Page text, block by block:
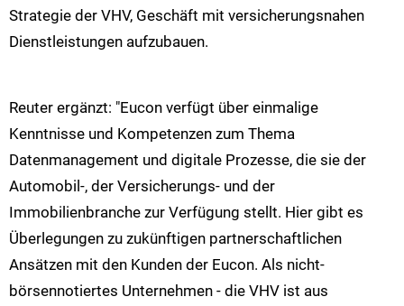
Strategie der VHV, Geschäft mit versicherungsnahen
Dienstleistungen aufzubauen.
Reuter ergänzt: "Eucon verfügt über einmalige
Kenntnisse und Kompetenzen zum Thema
Datenmanagement und digitale Prozesse, die sie der
Automobil-, der Versicherungs- und der
Immobilienbranche zur Verfügung stellt. Hier gibt es
Überlegungen zu zukünftigen partnerschaftlichen
Ansätzen mit den Kunden der Eucon. Als nicht-
börsennotiertes Unternehmen - die VHV ist aus